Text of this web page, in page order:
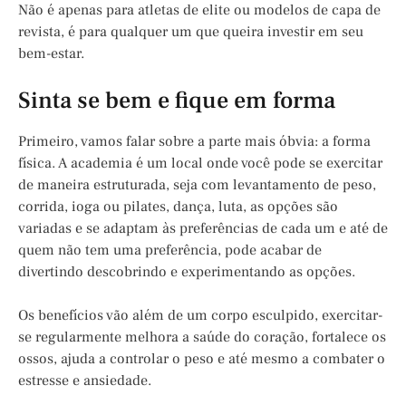
Não é apenas para atletas de elite ou modelos de capa de
revista, é para qualquer um que queira investir em seu
bem-estar.
Sinta se bem e fique em forma
Primeiro, vamos falar sobre a parte mais óbvia: a forma
física. A academia é um local onde você pode se exercitar
de maneira estruturada, seja com levantamento de peso,
corrida, ioga ou pilates, dança, luta, as opções são
variadas e se adaptam às preferências de cada um e até de
quem não tem uma preferência, pode acabar de
divertindo descobrindo e experimentando as opções.
Os benefícios vão além de um corpo esculpido, exercitar-
se regularmente melhora a saúde do coração, fortalece os
ossos, ajuda a controlar o peso e até mesmo a combater o
estresse e ansiedade.